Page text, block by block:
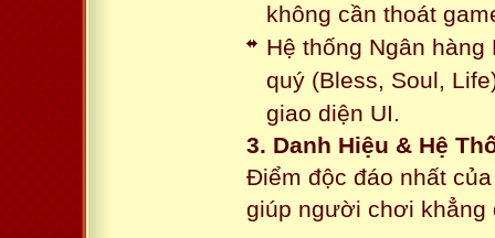
không cần thoát
Hệ thống Ngân
quý (Bless, Soul,
giao diện UI.
3. Danh Hiệu & Hệ
Điểm độc đáo nhất
giúp người chơi khẳng